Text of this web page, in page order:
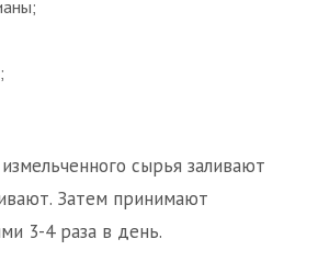
сырья заливают
Затем принимают
3-4 раза в день.